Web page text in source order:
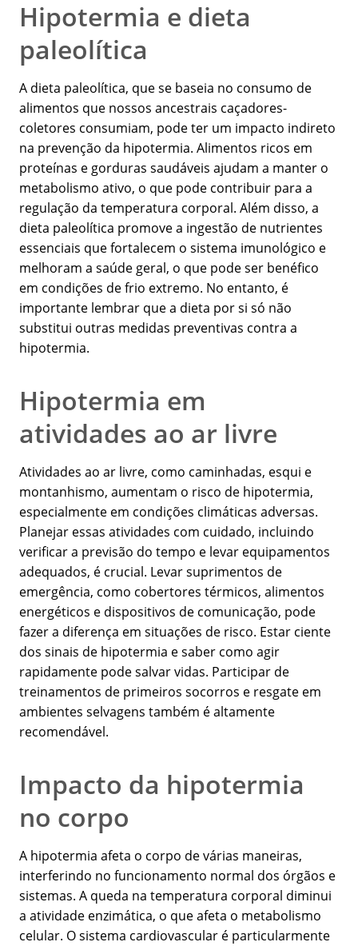
Hipotermia e dieta
paleolítica
A dieta paleolítica, que se baseia no consumo de
alimentos que nossos ancestrais caçadores-
coletores consumiam, pode ter um impacto indireto
na prevenção da hipotermia. Alimentos ricos em
proteínas e gorduras saudáveis ajudam a manter o
metabolismo ativo, o que pode contribuir para a
regulação da temperatura corporal. Além disso, a
dieta paleolítica promove a ingestão de nutrientes
essenciais que fortalecem o sistema imunológico e
melhoram a saúde geral, o que pode ser benéfico
em condições de frio extremo. No entanto, é
importante lembrar que a dieta por si só não
substitui outras medidas preventivas contra a
hipotermia.
Hipotermia em
atividades ao ar livre
Atividades ao ar livre, como caminhadas, esqui e
montanhismo, aumentam o risco de hipotermia,
especialmente em condições climáticas adversas.
Planejar essas atividades com cuidado, incluindo
verificar a previsão do tempo e levar equipamentos
adequados, é crucial. Levar suprimentos de
emergência, como cobertores térmicos, alimentos
energéticos e dispositivos de comunicação, pode
fazer a diferença em situações de risco. Estar ciente
dos sinais de hipotermia e saber como agir
rapidamente pode salvar vidas. Participar de
treinamentos de primeiros socorros e resgate em
ambientes selvagens também é altamente
recomendável.
Impacto da hipotermia
no corpo
A hipotermia afeta o corpo de várias maneiras,
interferindo no funcionamento normal dos órgãos e
sistemas. A queda na temperatura corporal diminui
a atividade enzimática, o que afeta o metabolismo
celular. O sistema cardiovascular é particularmente